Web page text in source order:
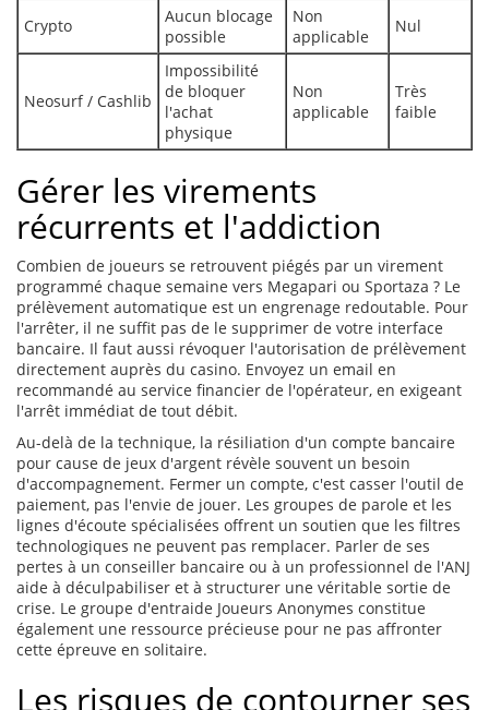
Crypto
Aucun blocage
possible
Non
applicable
Nul
Neosurf / Cashlib
Impossibilité
de bloquer
l'achat
physique
Non
applicable
Très
faible
Gérer les virements
récurrents et l'addiction
Combien de joueurs se retrouvent piégés par un virement
programmé chaque semaine vers Megapari ou Sportaza ? Le
prélèvement automatique est un engrenage redoutable. Pour
l'arrêter, il ne suffit pas de le supprimer de votre interface
bancaire. Il faut aussi révoquer l'autorisation de prélèvement
directement auprès du casino. Envoyez un email en
recommandé au service financier de l'opérateur, en exigeant
l'arrêt immédiat de tout débit.
Au-delà de la technique, la résiliation d'un compte bancaire
pour cause de jeux d'argent révèle souvent un besoin
d'accompagnement. Fermer un compte, c'est casser l'outil de
paiement, pas l'envie de jouer. Les groupes de parole et les
lignes d'écoute spécialisées offrent un soutien que les filtres
technologiques ne peuvent pas remplacer. Parler de ses
pertes à un conseiller bancaire ou à un professionnel de l'ANJ
aide à déculpabiliser et à structurer une véritable sortie de
crise. Le groupe d'entraide Joueurs Anonymes constitue
également une ressource précieuse pour ne pas affronter
cette épreuve en solitaire.
Les risques de contourner ses